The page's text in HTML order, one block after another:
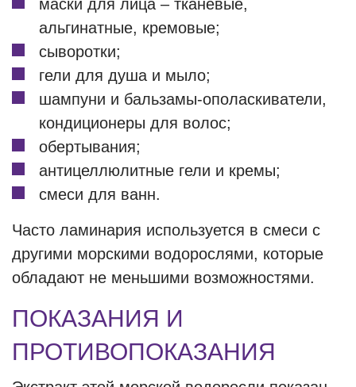
маски для лица – тканевые,
альгинатные, кремовые;
сыворотки;
гели для душа и мыло;
шампуни и бальзамы-ополаскиватели,
кондиционеры для волос;
обертывания;
антицеллюлитные гели и кремы;
смеси для ванн.
Часто ламинария используется в смеси с
другими морскими водорослями, которые
обладают не меньшими возможностями.
ПОКАЗАНИЯ И
ПРОТИВОПОКАЗАНИЯ